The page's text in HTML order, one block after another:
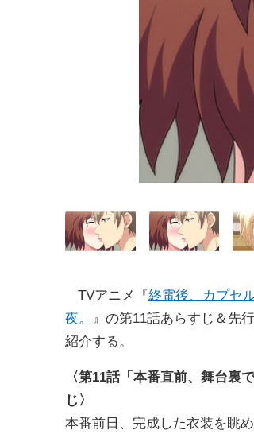
TVアニメ『終電後、カプセ
夜。
』の第11話あらすじ＆先
紹介する。
〈第11話「本番直前、舞台裏
じ〉
本番前日、完成した衣装を眺